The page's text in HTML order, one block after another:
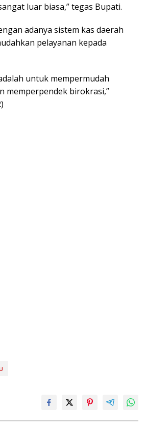
luar biasa,” tegas Bupati.
adanya sistem kas daerah
pelayanan kepada
untuk mempermudah
memperpendek birokrasi,”
)